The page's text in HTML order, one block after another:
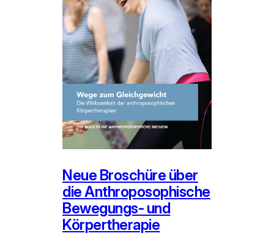
Neue Broschüre über
die Anthroposophische
Bewegungs- und
Körpertherapie